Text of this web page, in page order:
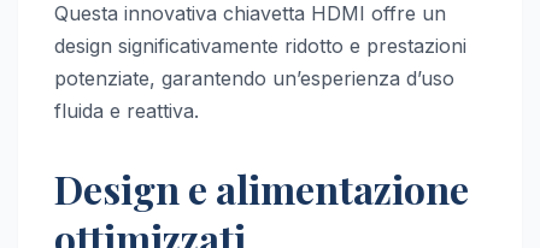
Questa innovativa chiavetta HDMI offre un
design significativamente ridotto e prestazioni
potenziate, garantendo un’esperienza d’uso
fluida e reattiva.
Design e alimentazione